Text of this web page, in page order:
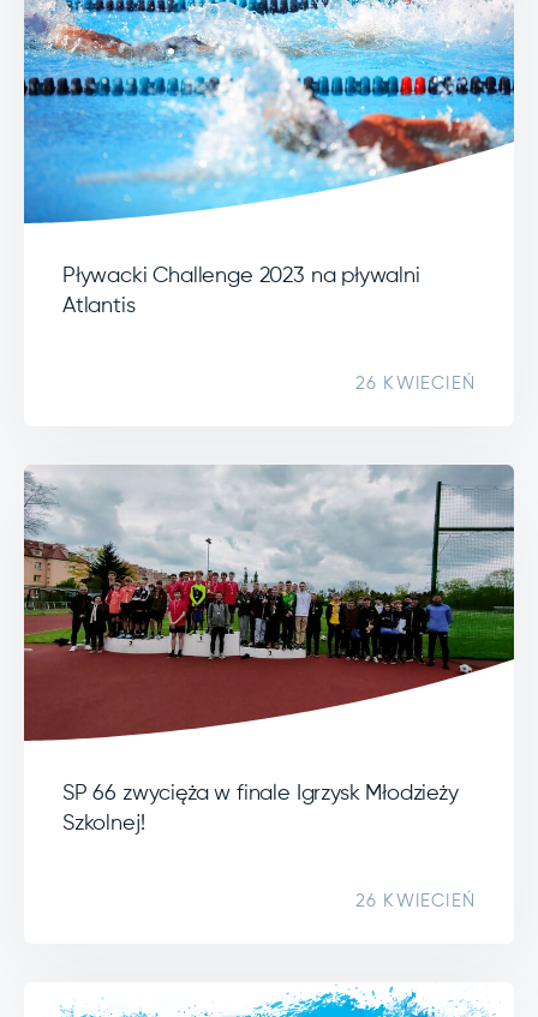
Pływacki Challenge 2023 na pływalni
Atlantis
26 KWIECIEŃ
SP 66 zwycięża w finale Igrzysk Młodzieży
Szkolnej!
26 KWIECIEŃ